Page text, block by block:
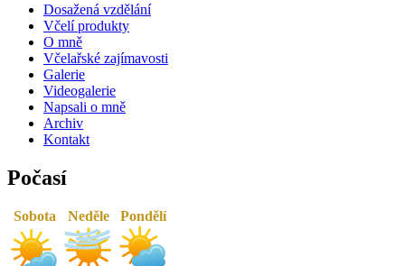
Dosažená vzdělání
Včelí produkty
O mně
Včelařské zajímavosti
Galerie
Videogalerie
Napsali o mně
Archiv
Kontakt
Počasí
Sobota Neděle Pondělí